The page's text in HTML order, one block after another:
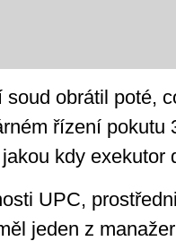
obrátil poté,
řízení pokutu
kdy exekutor
UPC,
jeden z